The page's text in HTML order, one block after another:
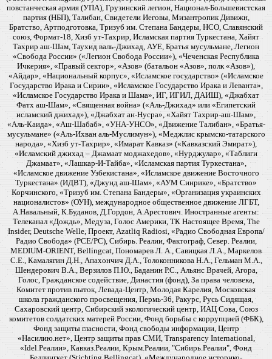
повстанческая армия (УПА), Грузинский легион, Национал-Большевистская
партия (НБП), Талибан, Свидетели Иеговы, Мизантропик Дивижн,
Братство, Артподготовка, Тризуб им. Степана Бандеры, НСО, Славянский
союз, Формат-18, Хизб ут-Тахрир, Исламская партия Туркестана, Хайят
Тахрир аш-Шам, Таухид валь-Джихад, АУЕ, Братья мусульмане, Легион
«Свобода России» («Легион Свобода России»), «Чеченская Республика
Ичкерия», «Правый сектор», «Азов» (батальон «Азов», полк «Азов»),
«Айдар», «Национальный корпус», «Исламское государство» («Исламское
Государство Ирака и Сирии», «Исламское Государство Ирака и Леванта»,
«Исламское Государство Ирака и Шама», ИГ, ИГИЛ, ДАИШ), «Джабхат
Фатх аш-Шам», «Священная война» («Аль-Джихад» или «Египетский
исламский джихад»), «Джабхат ан-Нусра», «Хайят Тахрир-аш-Шам»,
«Аль-Каида», «Аш-Шабаб», «УНА-УНСО», «Движение Талибан», «Братья-
мусульмане» («Аль-Ихван аль-Муслимун»), «Меджлис крымско-татарского
народа», «Хизб ут-Тахрир», «Имарат Кавказ» («Кавказский Эмират»),
«Исламский джихад – Джамаат моджахедов», «Нурджулар», «Таблиги
Джамаат», «Лашкар-И-Тайба», «Исламская партия Туркестана»,
«Исламское движение Узбекистана», «Исламское движение Восточного
Туркестана» (ИДВТ), «Джунд аш-Шам», «АУМ Синрике», «Братство»
Корчинского, «Тризуб им. Степана Бандеры», «Организация украинских
националистов» (ОУН), международное общественное движение ЛГБТ,
А.Навальный, К.Буданов, Д.Гордон, А.Арестович. Иностранные агенты:
Телеканал «Дождь», Медуза, Голос Америки, ТК Настоящее Время, The
Insider, Deutsche Welle, Проект, Azatliq Radiosi, «Радио Свободная Европа/
Радио Свобода» (PCE/PC), Сибирь. Реалии, Фактограф, Север. Реалии,
MEDIUM-ORIENT, Bellingcat, Пономарев Л. А., Савицкая Л.А., Маркелов
С.Е., Камалягин Д.Н., Апахончич Д.А., Толоконникова Н.А., Гельман М.А.,
Шендерович В.А., Верзилов П.Ю., Баданин Р.С., Альянс Врачей, Агора,
Голос, Гражданское содействие, Династия (фонд), За права человека,
Комитет против пыток, Левада-Центр, Молодая Карелия, Московская
школа гражданского просвещения, Пермь-36, Ракурс, Русь Сидящая,
Сахаровский центр, Сибирский экологический центр, ИАЦ Сова, Союз
комитетов солдатских матерей России, Фонд борьбы с коррупцией (ФБК),
Фонд защиты гласности, Фонд свободы информации, Центр
«Насилию.нет», Центр защиты прав СМИ, Transparency International,
«Idel.Реалии», Кавказ.Реалии, Крым.Реалии, "Сибирь.Реалии", Фонд